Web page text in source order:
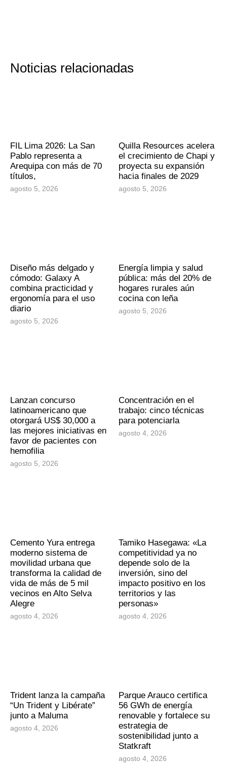
Noticias relacionadas
FIL Lima 2026: La San
Pablo representa a
Arequipa con más de 70
títulos,
agosto 5, 2026
Quilla Resources acelera
el crecimiento de Chapi y
proyecta su expansión
hacia finales de 2029
agosto 5, 2026
Diseño más delgado y
cómodo: Galaxy A
combina practicidad y
ergonomía para el uso
diario
agosto 5, 2026
Energía limpia y salud
pública: más del 20% de
hogares rurales aún
cocina con leña
agosto 5, 2026
Lanzan concurso
latinoamericano que
otorgará US$ 30,000 a
las mejores iniciativas en
favor de pacientes con
hemofilia
agosto 5, 2026
Concentración en el
trabajo: cinco técnicas
para potenciarla
agosto 4, 2026
Cemento Yura entrega
moderno sistema de
movilidad urbana que
transforma la calidad de
vida de más de 5 mil
vecinos en Alto Selva
Alegre
agosto 4, 2026
Tamiko Hasegawa: «La
competitividad ya no
depende solo de la
inversión, sino del
impacto positivo en los
territorios y las
personas»
agosto 4, 2026
Trident lanza la campaña
“Un Trident y Libérate”
junto a Maluma
agosto 4, 2026
Parque Arauco certifica
56 GWh de energía
renovable y fortalece su
estrategia de
sostenibilidad junto a
Statkraft
agosto 4, 2026